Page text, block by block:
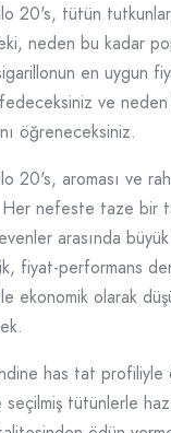
20's, tütün
neden bu kadar
en uygun
ve
öğreneceksiniz.
20's, aroması ve
nefeste taze bir
arasında
fiyat-performans
ekonomik olarak
has tat profiliyle
tütünlerle